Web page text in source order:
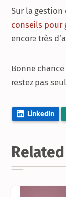
Sur la gestion
conseils pour
encore très
Bonne
restez pas
LinkedIn